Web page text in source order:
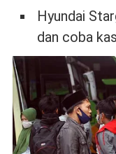
Hyundai
dan coba